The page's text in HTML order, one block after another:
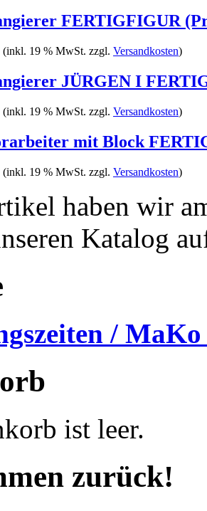
FERTIGFIGUR
(inkl. 19 % MwSt. zzgl. Versandkosten)
JÜRGEN I
(inkl. 19 % MwSt. zzgl. Versandkosten)
mit Block
(inkl. 19 % MwSt. zzgl. Versandkosten)
haben wir
Katalog
/
ist leer.
zurück!